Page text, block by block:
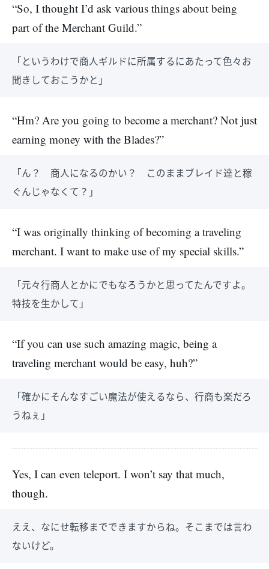
“So, I thought I’d ask various things about being
part of the Merchant Guild.”
「というわけで商人ギルドに所属するにあたって色々お
聞きしておこうかと」
“Hm? Are you going to become a merchant? Not just
earning money with the Blades?”
「ん？ 商人になるのかい？ このままブレイド達と稼
ぐんじゃなくて？」
“I was originally thinking of becoming a traveling
merchant. I want to make use of my special skills.”
「元々行商人とかにでもなろうかと思ってたんですよ。
特技を生かして」
“If you can use such amazing magic, being a
traveling merchant would be easy, huh?”
「確かにそんなすごい魔法が使えるなら、行商も楽だろ
うねぇ」
Yes, I can even teleport. I won’t say that much,
though.
ええ、なにせ転移までできますからね。そこまでは言わ
ないけど。